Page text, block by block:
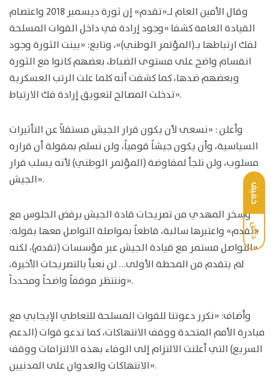
خفيف
داكن
وقال الأمين العام لـ«تقدم» إن ثورة ديسمبر 2018 واعتصام
القيادة العامة كشفا «وجود إرادة في داخل القوات المسلحة
لفك ارتباطها بـ(المؤتمر الوطني)»، وتابع: «بينت الثورة وجود
انقسام واضح على مستوى الضباط، بعضهم كانوا مع الثورة
وبعضهم ضدها، كما كشفت أنه كلما علت الرتب العسكرية
تدخلت المصالح لتعويق إرادة فك الارتباط».
وأعلن : «نسعى لأن يكون قرار الجيش مستقلاً عن التأثيرات
السياسية، وأن يكون جيشاً قومياً، ولن نسلم بمقولة أن قراره
مسلوب، ولن نلجأ لمفاوضة (المؤتمر الوطني) لأنه يسلب قرار
الجيش».
وسخر المهدي من تصريحات قادة الجيش برفض الجلوس مع
«تقدم» واعتبرها سالبة، قاطعاً بمواصلة التواصل معها بقوله:
«التواصل مستمر مع قيادة الجيش عبر مؤسسات (تقدم)، لكنه
لم يتقدم من المحطة الأولى… لن نعبأ بالتصريحات الأخيرة،
وننتظر موقفاً واضحاً ومحدداً».
وأضاف: «نكرر دعوتنا للقوات المسلحة للتعاطي الإيجابي مع
مبادرة الأمم المتحدة ووقف الانتهاكات، كما ندعو قوات (الدعم
السريع) التي أعلنت الالتزام إلى الوفاء بهذه الالتزامات ووقف
الانتهاكات والعدوان على المدنيين».